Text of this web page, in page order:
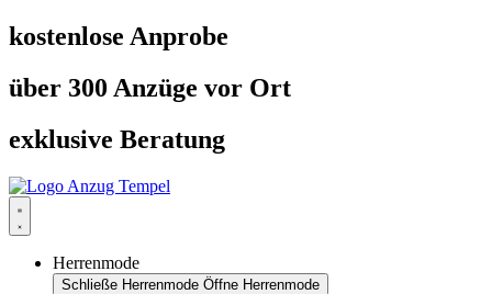
Zum
Inhalt
kostenlose Anprobe
über 300 Anzüge vor Ort
exklusive Beratung
Herrenmode
Schließe Herrenmode Öffne Herrenmode